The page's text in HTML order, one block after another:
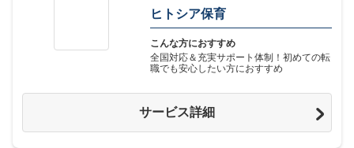
ヒトシア保育
こんな方におすすめ
全国対応＆充実サポート体制！初めての転
職でも安心したい方におすすめ
サービス詳細